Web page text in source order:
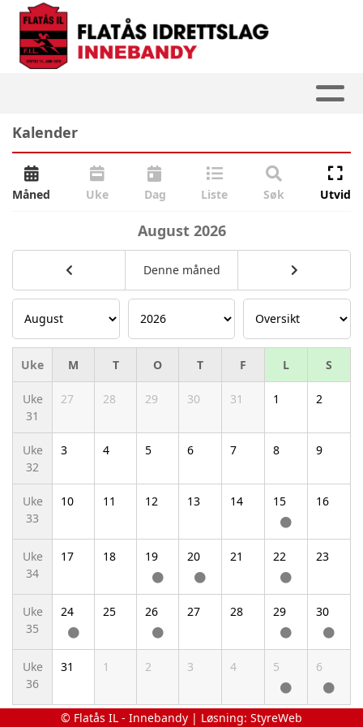
Kalender
Måned Uke Dag Liste Søk Utvid
Denne måned
August 2026
Uke M T O T F L S
Uke
31
27 28 29 30 31 1 2
Uke
32
3 4 5 6 7 8 9
Uke
33
10 11 12 13 14 15 16
Uke
34
17 18 19 20 21 22 23
Uke
35
24 25 26 27 28 29 30
Uke
36
31 1 2 3 4 5 6
© Flatås IL - Innebandy | Løsning: StyreWeb